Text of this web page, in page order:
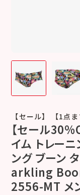
【セール】 【1点
【セール
イム トレー
ング ブーン
arkling
2556-MT メ